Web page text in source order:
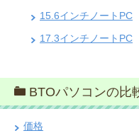
15.6インチノートPC
17.3インチノートPC
BTOパソコンの比
価格